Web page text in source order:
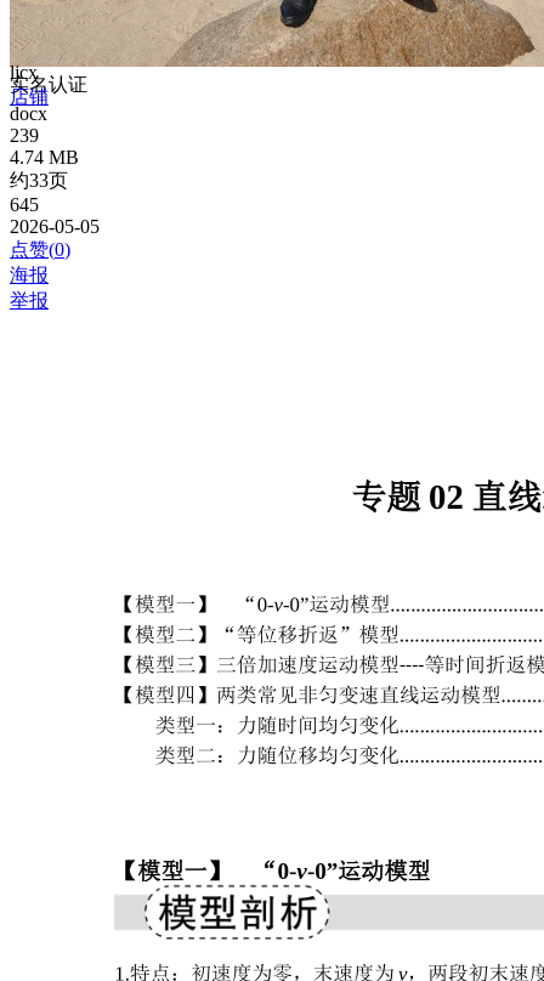
ljcx
实名认证
店铺
docx
239
4.74 MB
约33页
645
2026-05-05
点赞(0)
海报
举报